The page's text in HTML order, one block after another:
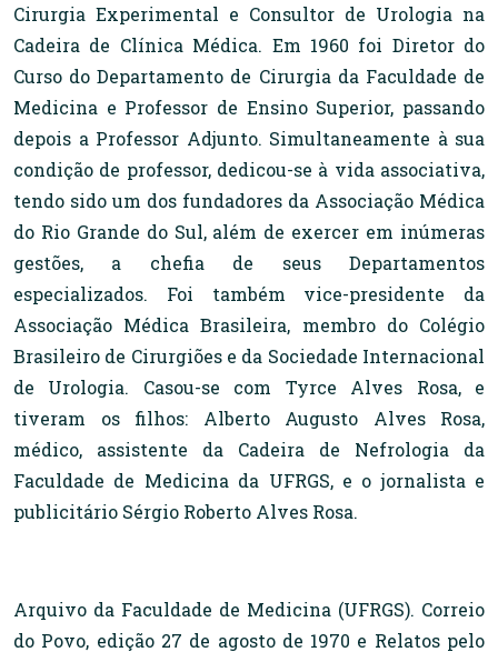
Cirurgia Experimental e Consultor de Urologia na
Cadeira de Clínica Médica. Em 1960 foi Diretor do
Curso do Departamento de Cirurgia da Faculdade de
Medicina e Professor de Ensino Superior, passando
depois a Professor Adjunto. Simultaneamente à sua
condição de professor, dedicou-se à vida associativa,
tendo sido um dos fundadores da Associação Médica
do Rio Grande do Sul, além de exercer em inúmeras
gestões, a chefia de seus Departamentos
especializados. Foi também vice-presidente da
Associação Médica Brasileira, membro do Colégio
Brasileiro de Cirurgiões e da Sociedade Internacional
de Urologia. Casou-se com Tyrce Alves Rosa, e
tiveram os filhos: Alberto Augusto Alves Rosa,
médico, assistente da Cadeira de Nefrologia da
Faculdade de Medicina da UFRGS, e o jornalista e
publicitário Sérgio Roberto Alves Rosa.
Arquivo da Faculdade de Medicina (UFRGS). Correio
do Povo, edição 27 de agosto de 1970 e Relatos pelo